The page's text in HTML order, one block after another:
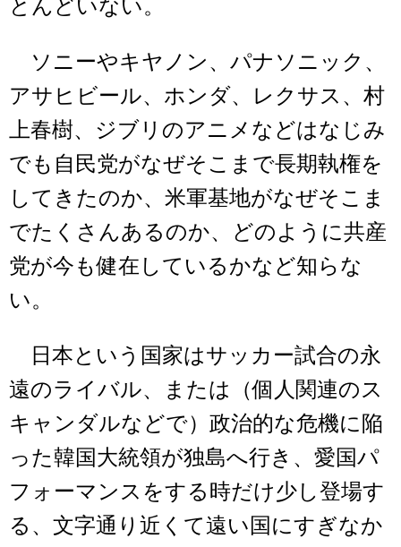
とんどいない。
ソニーやキヤノン、パナソニック、
アサヒビール、ホンダ、レクサス、村
上春樹、ジブリのアニメなどはなじみ
でも自民党がなぜそこまで長期執権を
してきたのか、米軍基地がなぜそこま
でたくさんあるのか、どのように共産
党が今も健在しているかなど知らな
い。
日本という国家はサッカー試合の永
遠のライバル、または（個人関連のス
キャンダルなどで）政治的な危機に陥
った韓国大統領が独島へ行き、愛国パ
フォーマンスをする時だけ少し登場す
る、文字通り近くて遠い国にすぎなか